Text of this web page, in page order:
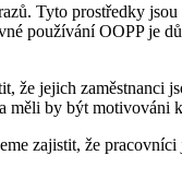
Tyto prostředky
používání OOPP je
že jejich zaměstnanci
měli by být motivováni
zajistit, že